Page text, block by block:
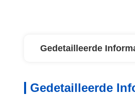
Gedetailleerde
Gedetailleerde